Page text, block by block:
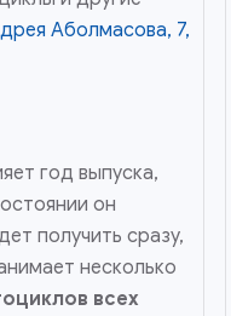
Аболмасова, 7,
год выпуска,
он
получить сразу,
несколько
всех